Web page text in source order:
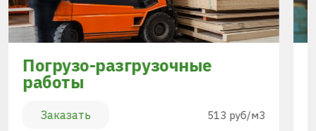
Погрузо-разгрузочные
работы
Заказать 513 руб/м3